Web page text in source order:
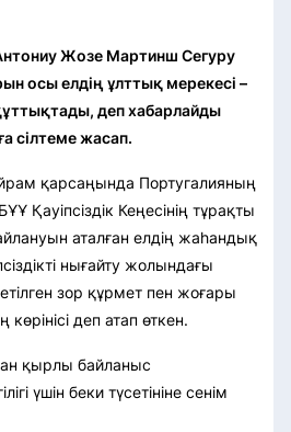
Жозе Мартинш Сегуру
осы елдің ұлттық мерекесі –
деп хабарлайды
сілтеме жасап.
қарсаңында Португалияның
Қауіпсіздік Кеңесінің тұрақты
аталған елдің жаһандық
нығайту жолындағы
зор құрмет пен жоғары
деп атап өткен.
қырлы байланыс
үшін беки түсетініне сенім